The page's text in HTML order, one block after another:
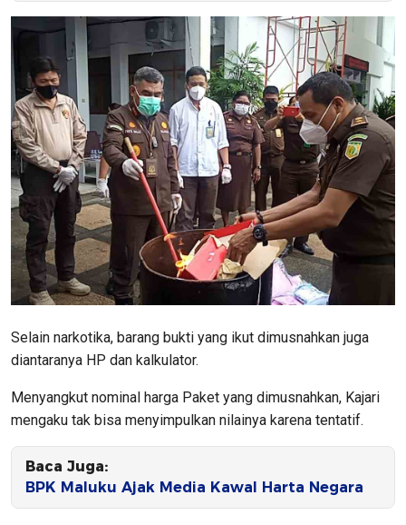
Selain narkotika, barang bukti yang ikut dimusnahkan juga
diantaranya HP dan kalkulator.
Menyangkut nominal harga Paket yang dimusnahkan, Kajari
mengaku tak bisa menyimpulkan nilainya karena tentatif.
Baca Juga:
BPK Maluku Ajak Media Kawal Harta Negara